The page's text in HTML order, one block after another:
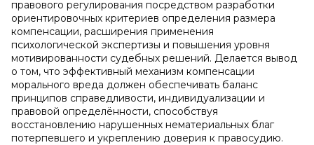
правового регулирования посредством разработки
ориентировочных критериев определения размера
компенсации, расширения применения
психологической экспертизы и повышения уровня
мотивированности судебных решений. Делается вывод
о том, что эффективный механизм компенсации
морального вреда должен обеспечивать баланс
принципов справедливости, индивидуализации и
правовой определённости, способствуя
восстановлению нарушенных нематериальных благ
потерпевшего и укреплению доверия к правосудию.